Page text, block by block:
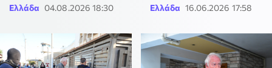
Ελλάδα 04.08.2026 18:30 Ελλάδα 16.06.2026 17:58